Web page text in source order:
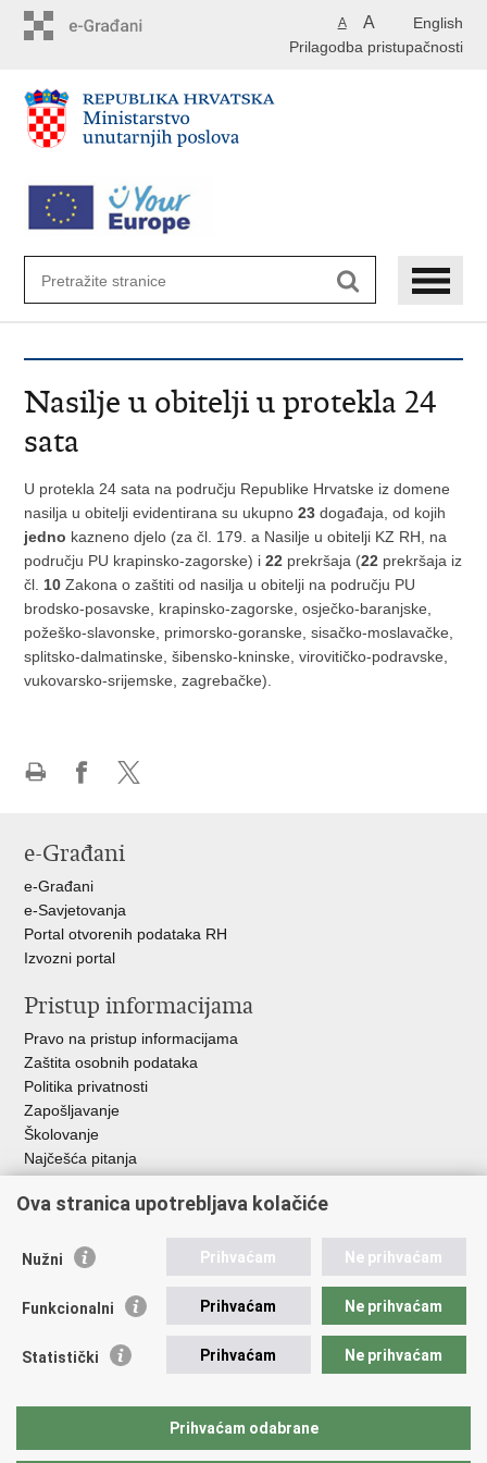
English
A A
Prilagodba pristupačnosti
Nasilje u obitelji u protekla 24
sata
U protekla 24 sata na području Republike Hrvatske iz domene
nasilja u obitelji evidentirana su ukupno23 događaja, od kojih
jedno kazneno djelo (za čl. 179. a Nasilje u obitelji KZ RH, na
području PU krapinsko-zagorske) i22 prekršaja (22 prekršaja iz
čl. 10 Zakona o zaštiti od nasilja u obitelji na području PU
brodsko-posavske, krapinsko-zagorske, osječko-baranjske,
požeško-slavonske, primorsko-goranske, sisačko-moslavačke,
splitsko-dalmatinske, šibensko-kninske, virovitičko-podravske,
vukovarsko-srijemske, zagrebačke).
Facebooku
X-
e-Građani
e-Građani
e-Savjetovanja
Portal otvorenih podataka RH
Izvozni portal
Pristup informacijama
Pravo na pristup informacijama
Zaštita osobnih podataka
Politika privatnosti
Zapošljavanje
Školovanje
Najčešća pitanja
Važne poveznice
EMN Nacionalna kontaktna točka za Republiku Hrvatsku
Policijska akademija
Zaklada policijske solidarnosti
Udruge
Ova stranica upotrebljava kolačiće
Nužni Prihvaćam Ne prihvaćam
Funkcionalni Prihvaćam Ne prihvaćam
Statistički Prihvaćam Ne prihvaćam
Prihvaćam odabrane